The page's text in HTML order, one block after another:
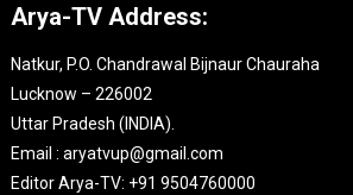
Arya-TV Address:
Natkur, P.O. Chandrawal Bijnaur Chauraha
Lucknow – 226002
Uttar Pradesh (INDIA).
Email : aryatvup@gmail.com
Editor Arya-TV: +91 9504760000